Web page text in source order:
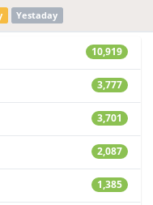
Yestaday
10,919
3,777
3,701
2,087
1,385